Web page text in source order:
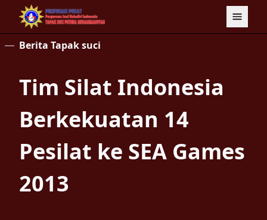
Berita Tapak suci
Tim Silat Indonesia
Berkekuatan 14
Pesilat ke SEA Games
2013